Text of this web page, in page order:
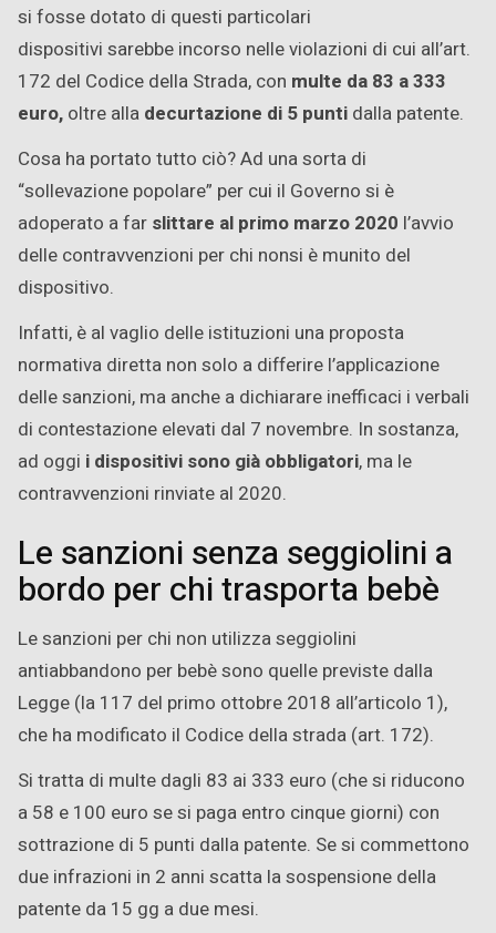
si fosse dotato di questi particolari
dispositivi sarebbe incorso nelle violazioni di cui all’art.
172 del Codice della Strada, con multe da 83 a 333
euro, oltre alla decurtazione di 5 punti dalla patente.
Cosa ha portato tutto ciò? Ad una sorta di
“sollevazione popolare” per cui il Governo si è
adoperato a far slittare al primo marzo 2020 l’avvio
delle contravvenzioni per chi nonsi è munito del
dispositivo.
Infatti, è al vaglio delle istituzioni una proposta
normativa diretta non solo a differire l’applicazione
delle sanzioni, ma anche a dichiarare inefficaci i verbali
di contestazione elevati dal 7 novembre. In sostanza,
ad oggi i dispositivi sono già obbligatori, ma le
contravvenzioni rinviate al 2020.
Le sanzioni senza seggiolini a
bordo per chi trasporta bebè
Le sanzioni per chi non utilizza seggiolini
antiabbandono per bebè sono quelle previste dalla
Legge (la 117 del primo ottobre 2018 all’articolo 1),
che ha modificato il Codice della strada (art. 172).
Si tratta di multe dagli 83 ai 333 euro (che si riducono
a 58 e 100 euro se si paga entro cinque giorni) con
sottrazione di 5 punti dalla patente. Se si commettono
due infrazioni in 2 anni scatta la sospensione della
patente da 15 gg a due mesi.